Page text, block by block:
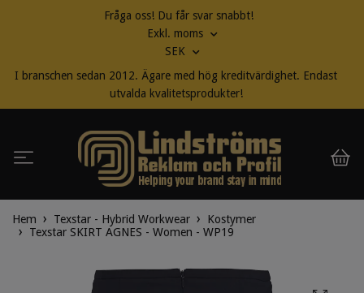
Fråga oss! Du får svar snabbt!
Exkl. moms
SEK
I branschen sedan 2012. Ägare med hög kreditvärdighet. Endast
utvalda kvalitetsprodukter!
Hem Texstar - Hybrid Workwear
Kostymer
Texstar SKIRT AGNES - Women - WP19